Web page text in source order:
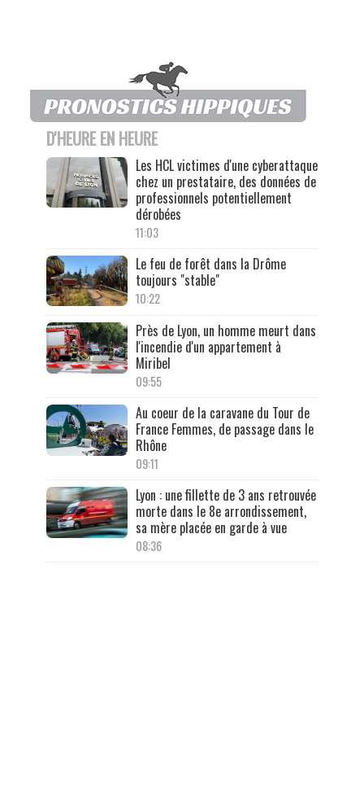
D'HEURE EN HEURE
Les HCL victimes d'une cyberattaque
chez un prestataire, des données de
professionnels potentiellement
dérobées
11:03
Le feu de forêt dans la Drôme
toujours "stable"
10:22
Près de Lyon, un homme meurt dans
l'incendie d'un appartement à
Miribel
09:55
Au coeur de la caravane du Tour de
France Femmes, de passage dans le
Rhône
09:11
Lyon : une fillette de 3 ans retrouvée
morte dans le 8e arrondissement,
sa mère placée en garde à vue
08:36